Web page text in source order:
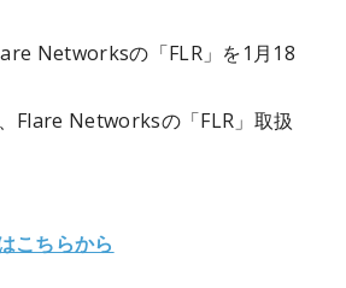
Networksの「FLR」を1月18
Flare Networksの「FLR」取扱
こちらから